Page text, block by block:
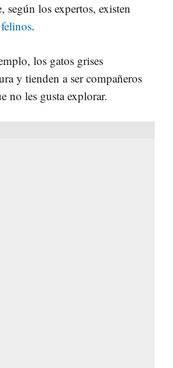
según los expertos, existen
.
los gatos grises
y tienden a ser compañeros
no les gusta explorar.